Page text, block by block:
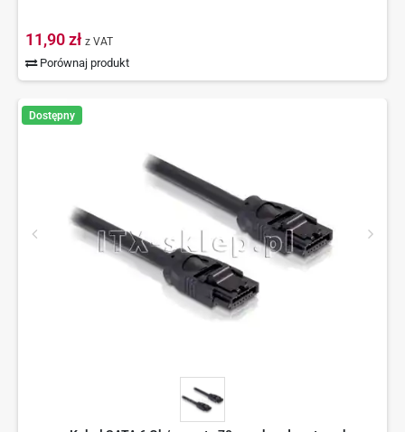
11,90 zł z VAT
Porównaj produkt
Dostępny